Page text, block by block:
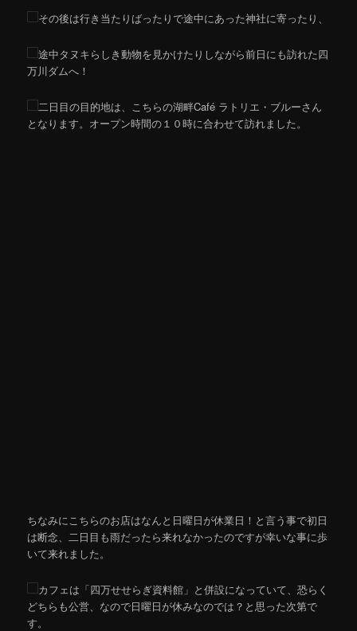
その後は行き当たりばったりで途中にあった神社に寄ったり、
途中タヌキらしき動物を見かけたりしながら前日にも訪れた四
万川ダムへ！
二日目の目的地は、こちらの湖畔Café ラトリエ・ブルーさん
となります。オープン時間の１０時に合わせて訪れました。
ちなみにこちらのお店はなんと日曜日が休業日！と言う事で初日
は断念、二日目も雨だったら来れなかったのですが幸いな事に歩
いて来れました。
カフェは「四万せせらぎ資料館」と併設になっていて、恐らく
どちらも公営、なので日曜日が休みなのでは？と思った次第で
す。